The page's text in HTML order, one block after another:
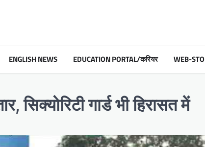
ENGLISH NEWS EDUCATION PORTAL/करियर WEB-
गार्ड भी हिरासत में